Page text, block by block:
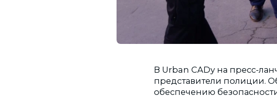
В Urban CADу на пресс-
представители полиции.
обеспечению